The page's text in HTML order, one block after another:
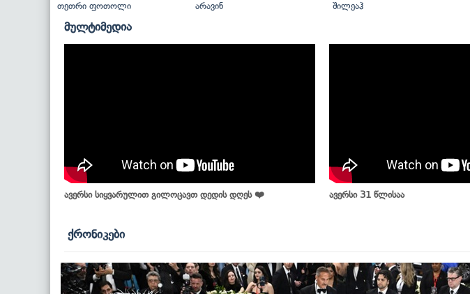
თეთრი ფოთოლი არავინ შილეაჰ
მულტიმედია
ავერსი სიყვარულით გილოცავთ დედის დღეს ❤️ ავერსი 31 წლისაა
ქრონიკები